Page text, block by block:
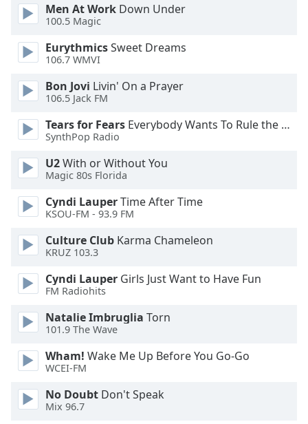
window.
Escape
cancel
close
Color
Opacity
Background
Color
Opacity
Caption
Area
Color
Men At Work Down Under
100.5 Magic
EurythmicsSweet Dreams
106.7 WMVI
Bon Jovi Livin' On a Prayer
106.5 Jack FM
Tears for Fears Everybody Wants To Rule the World
SynthPop Radio
U2With or Without You
Magic 80s Florida
Cyndi LauperTime After Time
KSOU-FM - 93.9 FM
Culture Club Karma Chameleon
KRUZ 103.3
Cyndi Lauper Girls Just Want to Have Fun
FM Radiohits
Natalie Imbruglia Torn
101.9 The Wave
Wham! Wake Me Up Before You Go-Go
WCEI-FM
No Doubt Don't Speak
Mix 96.7